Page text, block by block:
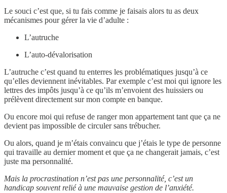
Le souci c’est que, si tu fais comme je faisais alors tu as deux
mécanismes pour gérer la vie d’adulte :
L’autruche
L’auto-dévalorisation
L’autruche c’est quand tu enterres les problématiques jusqu’à ce
qu’elles deviennent inévitables. Par exemple c’est moi qui ignore les
lettres des impôts jusqu’à ce qu’ils m’envoient des huissiers ou
prélèvent directement sur mon compte en banque.
Ou encore moi qui refuse de ranger mon appartement tant que ça ne
devient pas impossible de circuler sans trébucher.
Ou alors, quand je m’étais convaincu que j’étais le type de personne
qui travaille au dernier moment et que ça ne changerait jamais, c’est
juste ma personnalité.
Mais la procrastination n’est pas une personnalité, c’est un
handicap souvent relié à une mauvaise gestion de l’anxiété.